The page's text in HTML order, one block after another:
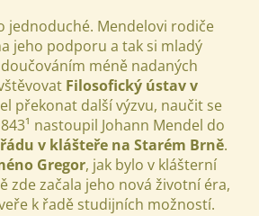
jednoduché. Mendelovi rodiče
jeho podporu a tak si mladý
méně nadaných
Filosofický ústav v
překonat další výzvu, naučit se
nastoupil Johann Mendel do
v klášteře na Starém Brně.
Gregor, jak bylo v klášterní
zde začala jeho nová životní éra,
k řadě studijních možností.